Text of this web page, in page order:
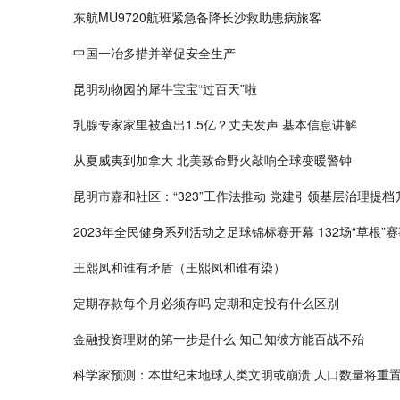
东航MU9720航班紧急备降长沙救助患病旅客
中国一冶多措并举促安全生产
昆明动物园的犀牛宝宝“过百天”啦
乳腺专家家里被查出1.5亿？丈夫发声 基本信息讲解
从夏威夷到加拿大 北美致命野火敲响全球变暖警钟
昆明市嘉和社区：“323”工作法推动 党建引领基层治理提档
2023年全民健身系列活动之足球锦标赛开幕 132场“草根”
王熙凤和谁有矛盾（王熙凤和谁有染）
定期存款每个月必须存吗 定期和定投有什么区别
金融投资理财的第一步是什么 知己知彼方能百战不殆
科学家预测：本世纪末地球人类文明或崩溃 人口数量将重